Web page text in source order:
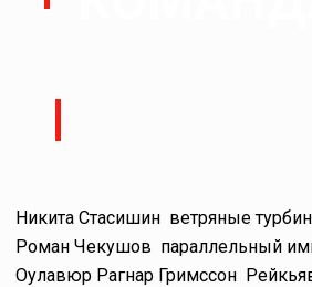
Никита Стасишин ветряные
Роман Чекушов параллельный
Оулавюр Рагнар Гримссон